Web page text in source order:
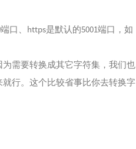
口、https是默认的5001端口，如
需要转换成其它字符集，我们也
行。这个比较省事比你去转换字